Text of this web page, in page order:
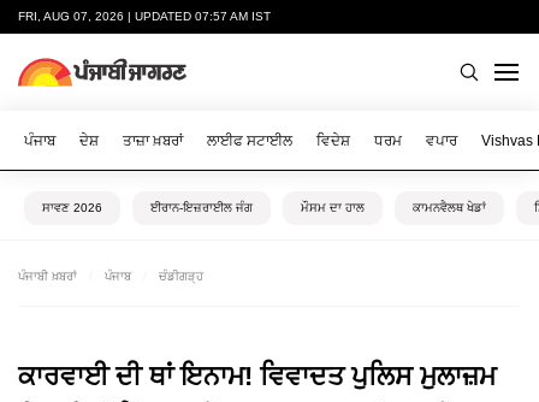
FRI, AUG 07, 2026 | UPDATED 07:57 AM IST
ਪੰਜਾਬ ਦੇਸ਼ ਤਾਜ਼ਾ ਖ਼ਬਰਾਂ ਲਾਈਫ ਸਟਾਈਲ ਵਿਦੇਸ਼ ਧਰਮ ਵਪਾਰ Vishvas
ਸਾਵਣ 2026 ਈਰਾਨ-ਇਜ਼ਰਾਈਲ ਜੰਗ ਮੌਸਮ ਦਾ ਹਾਲ ਕਾਮਨਵੈਲਥ ਖੇਡਾਂ
ਪੰਜਾਬੀ ਖ਼ਬਰਾਂ ਪੰਜਾਬ ਚੰਡੀਗੜ੍ਹ
ਕਾਰਵਾਈ ਦੀ ਥਾਂ ਇਨਾਮ! ਵਿਵਾਦਤ ਪੁਲਿਸ ਮੁਲਾਜ਼ਮ